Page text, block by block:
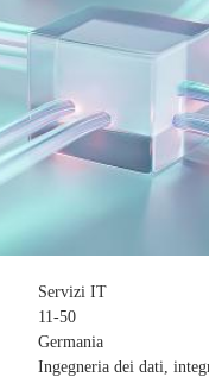
Servizi IT
11-50
Germania
Ingegneria dei dati,